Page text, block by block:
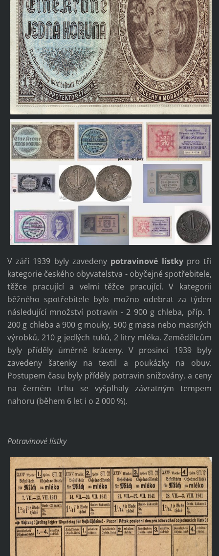
V září 1939 byly zavedeny potravinové lístkypro tři
kategorie českého obyvatelstva - obyčejné spotřebitele,
těžce pracující a velmi těžce pracující. V kategorii
běžného spotřebitele bylo možno odebrat za týden
následující množství potravin - 2 900 g chleba, příp. 1
200 g chleba a 900 g mouky, 500 g masa nebo masných
výrobků, 210 g jedlých tuků, 2 litry mléka. Zemědělcům
byly příděly úměrně kráceny. V prosinci 1939 byly
zavedeny šatenky na textil a poukázky na obuv.
Postupem času byly příděly potravin snižovány, a ceny
na černém trhu se vyšplhaly závratným tempem
nahoru (během 6 let i o 2 000 %).
Potravinové lístky